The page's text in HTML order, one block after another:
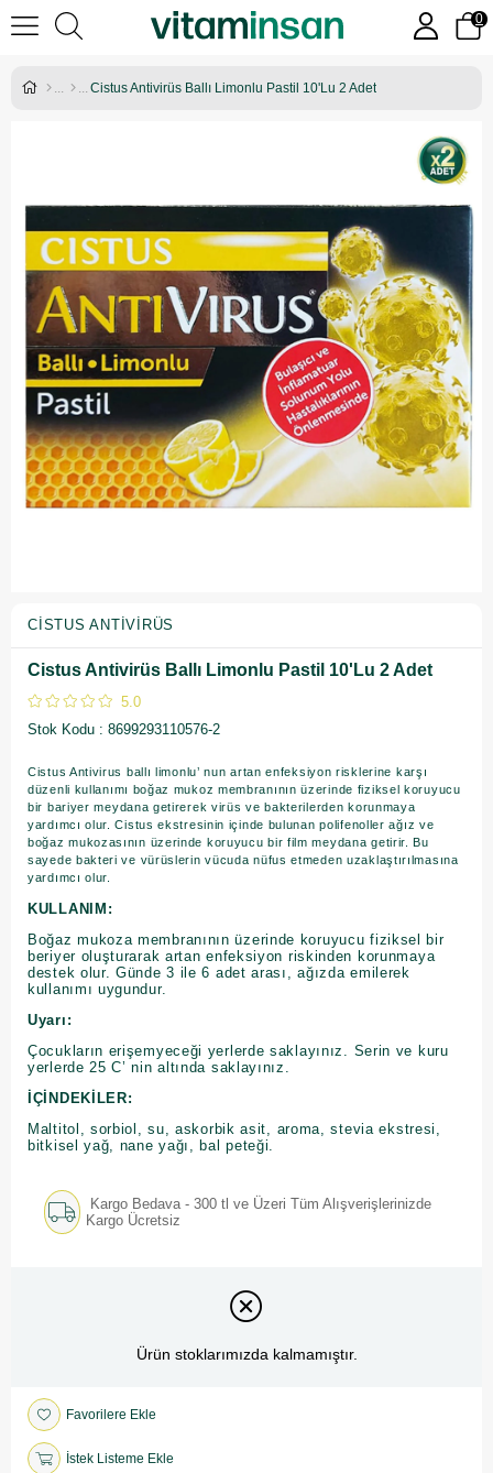
0
Cistus Antivirüs Ballı Limonlu Pastil 10'Lu 2 Adet
CISTUS ANTIVIRÜS
Cistus Antivirüs Ballı Limonlu Pastil 10'Lu 2 Adet
5.0
Stok Kodu
8699293110576-2
Cistus Antivirus ballı limonlu’ nun artan enfeksiyon risklerine karşı
düzenli kullanımı boğaz mukoz membranının üzerinde fiziksel koruyucu
bir bariyer meydana getirerek virüs ve bakterilerden korunmaya
yardımcı olur. Cistus ekstresinin içinde bulunan polifenoller ağız ve
boğaz mukozasının üzerinde koruyucu bir film meydana getirir. Bu
sayede bakteri ve vürüslerin vücuda nüfus etmeden uzaklaştırılmasına
yardımcı olur.
KULLANIM:
Boğaz mukoza membranının üzerinde koruyucu fiziksel bir
beriyer oluşturarak artan enfeksiyon riskinden korunmaya
destek olur. Günde 3 ile 6 adet arası, ağızda emilerek
kullanımı uygundur.
Uyarı:
Çocukların erişemyeceği yerlerde saklayınız. Serin ve kuru
yerlerde 25 C’ nin altında saklayınız.
İÇİNDEKİLER:
Maltitol, sorbiol, su, askorbik asit, aroma, stevia ekstresi,
bitkisel yağ, nane yağı, bal peteği.
Kargo Bedava - 300 tl ve Üzeri Tüm Alışverişlerinizde
Kargo Ücretsiz
Ürün stoklarımızda kalmamıştır.
Favorilere Ekle
İstek Listeme Ekle